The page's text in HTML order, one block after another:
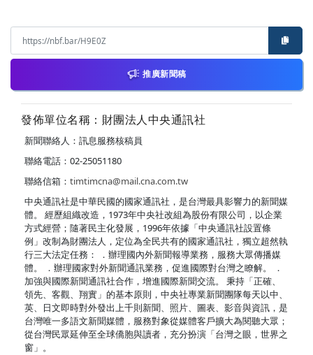
推廣新聞稿
發佈單位名稱：財團法人中央通訊社
新聞聯絡人：訊息服務核稿員
聯絡電話：02-25051180
聯絡信箱： timtimcna@mail.cna.com.tw
中央通訊社是中華民國的國家通訊社，是台灣最具影響力的新聞媒
體。 經歷組織改造，1973年中央社改組為股份有限公司，以企業
方式經營；隨著民主化發展，1996年依據「中央通訊社設置條
例」改制為財團法人，定位為全民共有的國家通訊社，獨立超然執
行三大法定任務： ．辦理國內外新聞報導業務，服務大眾傳播媒
體。 ．辦理國家對外新聞通訊業務，促進國際對台灣之瞭解。 ．
加強與國際新聞通訊社合作，增進國際新聞交流。 秉持「正確、
領先、客觀、翔實」的基本原則，中央社專業新聞團隊每天以中、
英、日文即時對外發出上千則新聞、照片、圖表、影音與資訊，是
台灣唯一多語文新聞媒體，服務對象從媒體客戶擴大為閱聽大眾；
從台灣民眾延伸至全球僑胞與讀者，充分扮演「台灣之眼，世界之
窗」。